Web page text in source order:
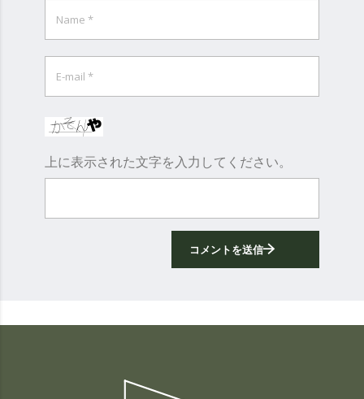
上に表示された文字を入力してください。
コメントを送信